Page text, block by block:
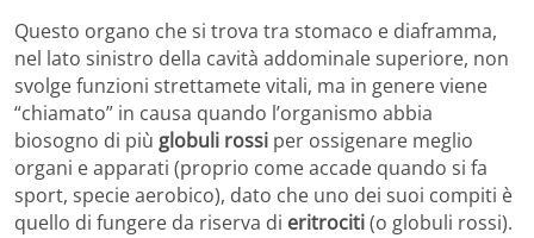
Questo organo che si trova tra stomaco e diaframma,
nel lato sinistro della cavità addominale superiore, non
svolge funzioni strettamete vitali, ma in genere viene
“chiamato” in causa quando l’organismo abbia
biosogno di più globuli rossi per ossigenare meglio
organi e apparati (proprio come accade quando si fa
sport, specie aerobico), dato che uno dei suoi compiti è
quello di fungere da riserva di eritrociti(o globuli rossi).